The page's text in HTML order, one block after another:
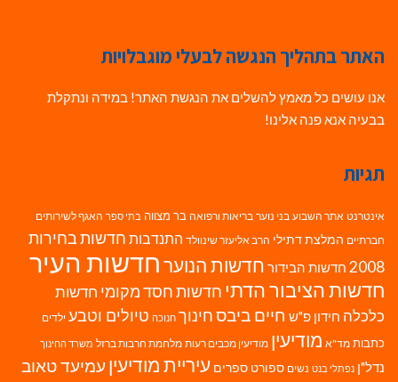
האתר בתהליך הנגשה לבעלי מוגבלויות
אנו עושים כל מאמץ להשלים את הנגשת האתר! במידה ונתקלת
בבעיה אנא פנה אלינו!
תגיות
אינטרנט אתר השבוע בני נוער בריאות ורפואה בר מצווה בתי ספר האגף לשירותים
חברתיים המלצת דתילי הרב אליעזר שינוולד התנדבות חדשות בחירות
2008 חדשות הבידור חדשות הנוערחדשות העיר
חדשות הציבור הדתי חדשות חסד מקומי חדשות
כלכלה חידון פ"ש חיים ביבסחינוך חנוכה טיולים וטבע ילדים
כתבות מד"א מודיעין מודיעין מכבים רעות מלחמת חרבות ברזל משרד החינוך
נדל"ן נפתלי בנט נשים ספורט ספרים עיריית מודיעין עמיעד טאוב